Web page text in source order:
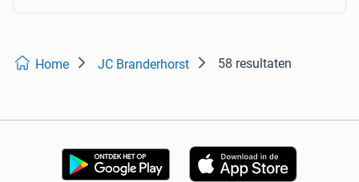
Home JC Branderhorst 58 resultaten